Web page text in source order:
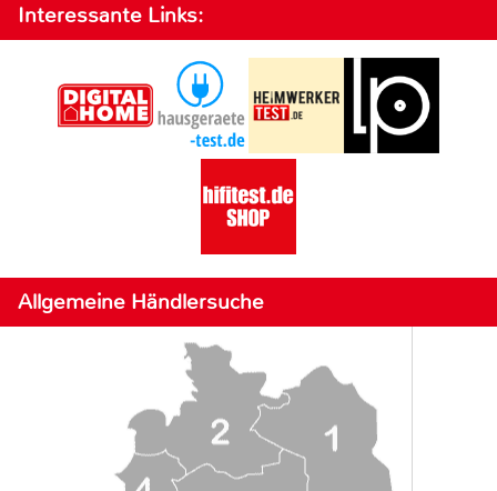
Interessante Links:
Allgemeine Händlersuche